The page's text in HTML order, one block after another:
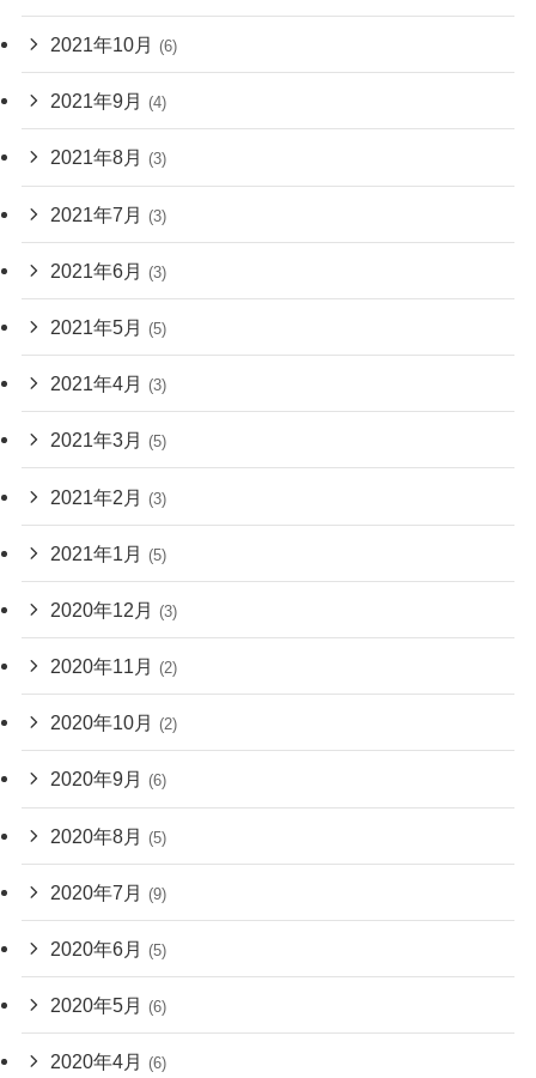
2021年10月 (6)
2021年9月 (4)
2021年8月 (3)
2021年7月 (3)
2021年6月 (3)
2021年5月 (5)
2021年4月 (3)
2021年3月 (5)
2021年2月 (3)
2021年1月 (5)
2020年12月 (3)
2020年11月 (2)
2020年10月 (2)
2020年9月 (6)
2020年8月 (5)
2020年7月 (9)
2020年6月 (5)
2020年5月 (6)
2020年4月 (6)